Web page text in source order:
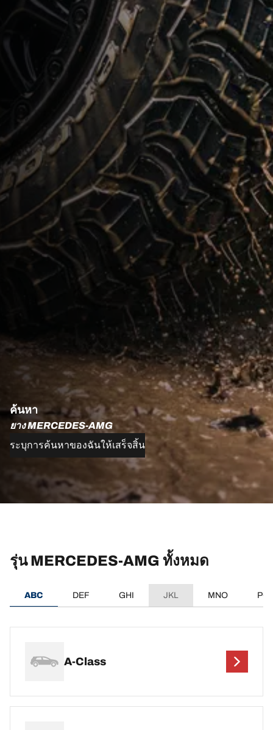
ค้นหา
ยาง MERCEDES-AMG
ระบุการค้นหาของฉันให้เสร็จสิ้น
รุ่น MERCEDES-AMG ทั้งหมด
ABC DEF GHI JKL MNO
A-Class